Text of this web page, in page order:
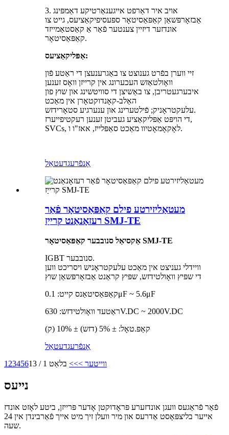
3. אויב איר דאַרפט אייגענאַרטיקע דאַמפּינג
אַבזאָרפּשאַן קאַפּאַסיטאָר ספּעסיפיקאַציעס, גייט צו
אונדזער דיזיין צענטער פֿאַר אַ קאַסטאַמייזד
קאַפּאַסיטאָר.
אַפּליקאַציעס:
זיי ווערן בפֿרט גענוצט צו באַגרענעצן די ראַטע פֿון
וואָולטאַזש העכערונג אין קרייזן וואָס זענען
איבערגעטריבן, צו באַשיצן די סוויטשינג און שוץ פון
האַלב-קאָנדוקטאָרן אין מאַכט
עלעקטראָניק; פֿילטערינג און ענערגיע סטאָרידזש.
די הויפּט אַפּליקאַציע געביטן זענען רעקטיפייערז,
SVCs, לאָקאָמאָטיוו מאַכט סאַפּלייז, אאז"ו ו.
אָנפֿרעגדעטאַל
מעטאַליזירטע פילם קאַפּאַסיטאָר פֿאַר
רעזאָנאַנט קרייַז SMJ-TE
אַקסיאַל סנובבער קאַפּאַסיטאָר SMJ-TE
IGBT סנובבער.
וויידלי געניצט אין מאַכט עלעקטראָניש ויסריכט ווען
די שפּיץ וואָולטידזש, שפּיץ קראַנט אַבזאָרפּשאַן שוץ
קאַפּאַסיטאַנס קייט: 0.1μF ~ 5.6μF
ראַטעד וואָולטידזש: 630V.DC ~ 2000V.DC
קאַפּ.טאָל: ± 5% (דזש) ± 10% (ק)
אָנפֿרעגדעטאַל
1 23456 ווייטער >>> בלאַט 1 / 13
נייעס
פֿאַר פֿראַגעס וועגן אונדזערע פּראָדוקטן אָדער פּרייזן, ביטע לאָזט אונדז
אייער בליצפּאָסט אַדרעס און מיר וועלן זיך מיט אייך פֿאַרבינדן אין 24
שעה.